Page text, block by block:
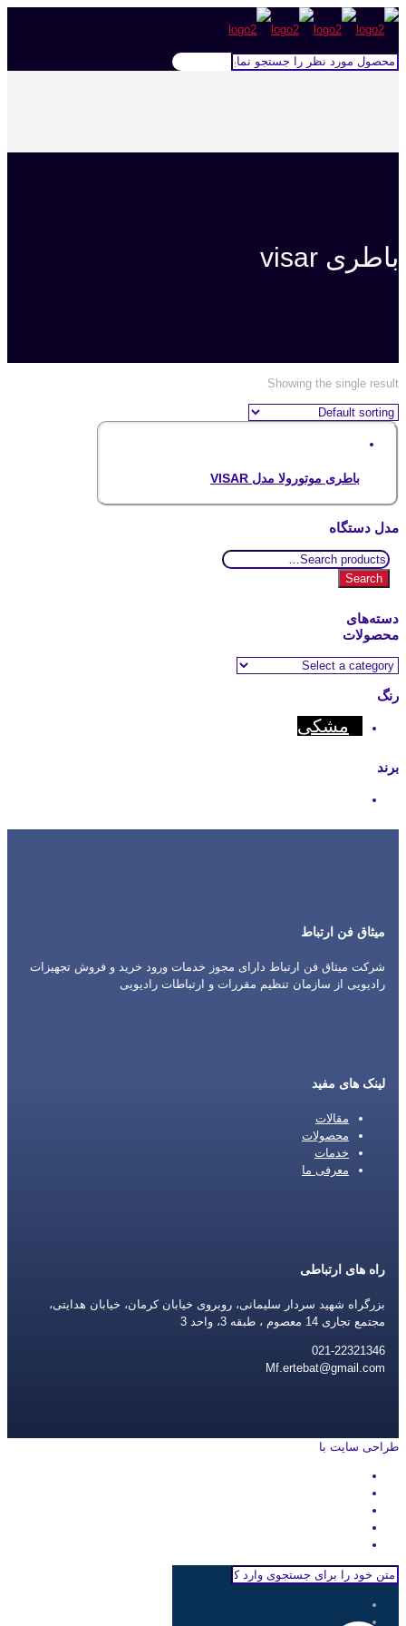
باطری visar
Showing the single result
باطری موتورولا مدل VISAR
مدل دستگاه
Search
for:
Search
دسته‌های
محصولات
رنگ
مشکی
برند
میثاق فن ارتباط
شرکت میثاق فن ارتباط دارای مجوز خدمات ورود خرید و فروش تجهیزات
رادیویی از سازمان تنظیم مقررات و ارتباطات رادیویی
لینک های مفید
مقالات
محصولات
خدمات
معرفی ما
راه های ارتباطی
بزرگراه شهید سردار سلیمانی، روبروی خیابان کرمان، خیابان هدایتی،
مجتمع تجاری 14 معصوم ، طبقه 3، واحد 3
021-22321346
Mf.ertebat@gmail.com
طراحی سایت با